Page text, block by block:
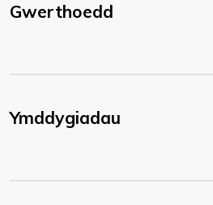
Gwerthoedd
Ymddygiadau